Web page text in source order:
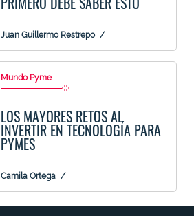
Juan Guillermo Restrepo
Mundo Pyme
LOS MAYORES RETOS AL
INVERTIR EN TECNOLOGÍA PARA
PYMES
Camila Ortega